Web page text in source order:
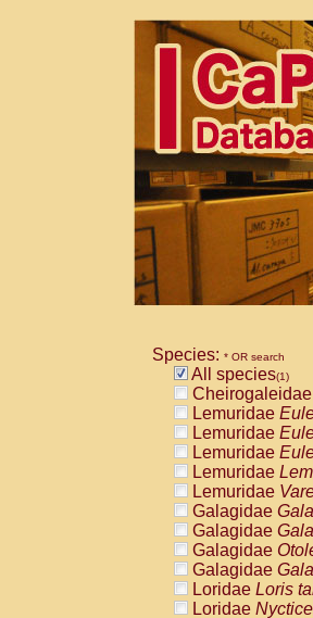
Species: * OR search
All species(1)
Cheirogaleidae
Lemuridae
Lemuridae
Lemuridae
Lemuridae
Lemuridae
Galagidae
Galagidae
Galagidae
Galagidae
Loridae Loris
Loridae